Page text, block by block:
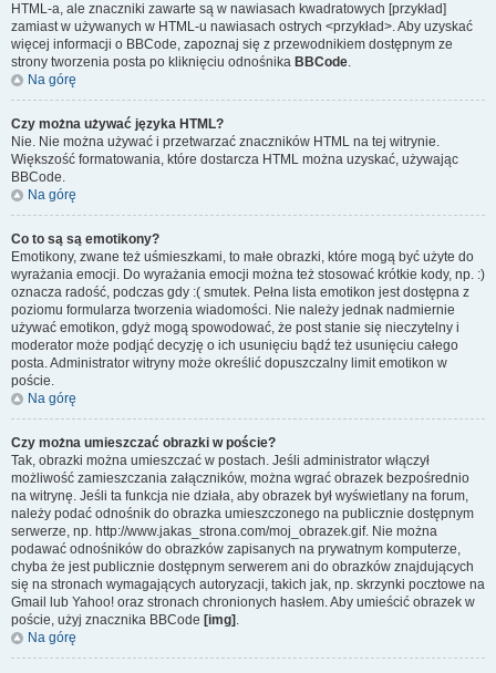
HTML-a, ale znaczniki zawarte są w nawiasach kwadratowych [przykład]
zamiast w używanych w HTML-u nawiasach ostrych <przykład>. Aby uzyskać
więcej informacji o BBCode, zapoznaj się z przewodnikiem dostępnym ze
strony tworzenia posta po kliknięciu odnośnika BBCode.
Na górę
Czy można używać języka HTML?
Nie. Nie można używać i przetwarzać znaczników HTML na tej witrynie.
Większość formatowania, które dostarcza HTML można uzyskać, używając
BBCode.
Na górę
Co to są są emotikony?
Emotikony, zwane też uśmieszkami, to małe obrazki, które mogą być użyte do
wyrażania emocji. Do wyrażania emocji można też stosować krótkie kody, np. :)
oznacza radość, podczas gdy :( smutek. Pełna lista emotikon jest dostępna z
poziomu formularza tworzenia wiadomości. Nie należy jednak nadmiernie
używać emotikon, gdyż mogą spowodować, że post stanie się nieczytelny i
moderator może podjąć decyzję o ich usunięciu bądź też usunięciu całego
posta. Administrator witryny może określić dopuszczalny limit emotikon w
poście.
Na górę
Czy można umieszczać obrazki w poście?
Tak, obrazki można umieszczać w postach. Jeśli administrator włączył
możliwość zamieszczania załączników, można wgrać obrazek bezpośrednio
na witrynę. Jeśli ta funkcja nie działa, aby obrazek był wyświetlany na forum,
należy podać odnośnik do obrazka umieszczonego na publicznie dostępnym
serwerze, np. http://www.jakas_strona.com/moj_obrazek.gif. Nie można
podawać odnośników do obrazków zapisanych na prywatnym komputerze,
chyba że jest publicznie dostępnym serwerem ani do obrazków znajdujących
się na stronach wymagających autoryzacji, takich jak, np. skrzynki pocztowe na
Gmail lub Yahoo! oraz stronach chronionych hasłem. Aby umieścić obrazek w
poście, użyj znacznika BBCode [img] .
Na górę